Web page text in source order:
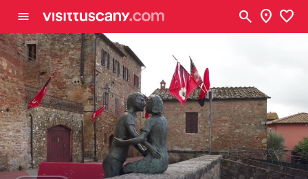
menu search location_on favorite